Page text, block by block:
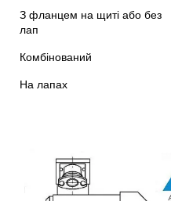
З фланцем на щиті або без
лап
Комбінований
На лапах